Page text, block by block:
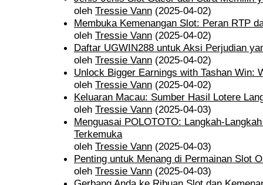
oleh Tressie Vann (2025-04-02)
Membuka Kemenangan Slot: Peran RTP
oleh Tressie Vann (2025-04-02)
Daftar UGWIN288 untuk Aksi Perjudian
oleh Tressie Vann (2025-04-02)
Unlock Bigger Earnings with Tashan Win:
oleh Tressie Vann (2025-04-02)
Keluaran Macau: Sumber Hasil Lotere
oleh Tressie Vann (2025-04-03)
Menguasai POLOTOTO: Langkah-
Terkemuka
oleh Tressie Vann (2025-04-03)
Penting untuk Menang di Permainan Slot
oleh Tressie Vann (2025-04-03)